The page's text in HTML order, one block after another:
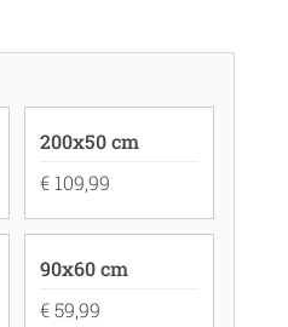
200x50 cm
€ 109,99
90x60 cm
€ 59,99